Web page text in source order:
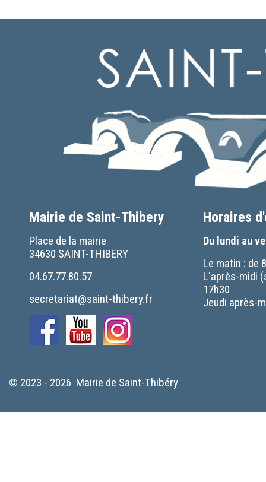
Mairie de Saint-Thibery
Place de la mairie
34630 SAINT-THIBERY
04.67.77.80.57
secretariat@saint-thibery.fr
Horaires
Du lundi au
Le matin : de
L'après-midi
17h30
Jeudi après-
© 2023 - 2026 Mairie de Saint-Thibéry